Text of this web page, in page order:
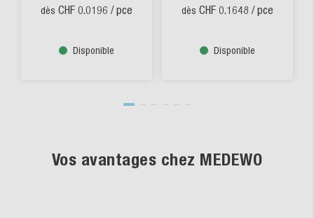
dès CHF 0.0196 / pce
Disponible
dès CHF 0.1648 / pce
Disponible
Vos avantages chez MEDEWO